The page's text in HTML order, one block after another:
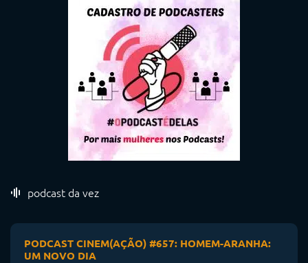
podcast da vez
PODCAST CINEM(AÇÃO) #657: HOMEM-ARANHA:
UM NOVO DIA